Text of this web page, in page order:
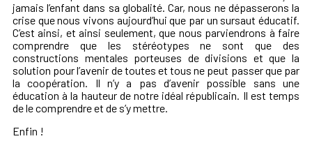
jamais l’enfant dans sa globalité. Car, nous ne dépasserons la
crise que nous vivons aujourd’hui que par un sursaut éducatif.
C’est ainsi, et ainsi seulement, que nous parviendrons à faire
comprendre que les stéréotypes ne sont que des
constructions mentales porteuses de divisions et que la
solution pour l’avenir de toutes et tous ne peut passer que par
la coopération. Il n’y a pas d’avenir possible sans une
éducation à la hauteur de notre idéal républicain. Il est temps
de le comprendre et de s’y mettre.
Enfin !